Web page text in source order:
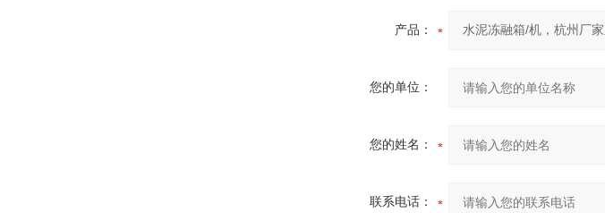
产品：
您的单位：
您的姓名：
联系电话：